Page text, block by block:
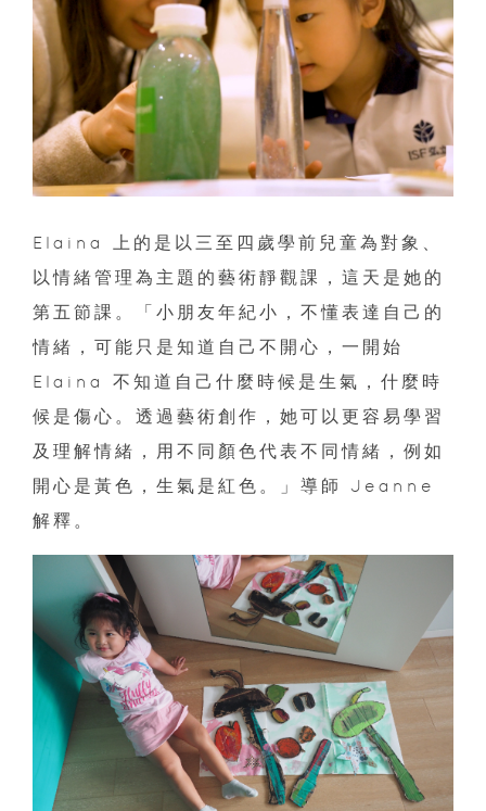
Elaina 上的是以三至四歲學前兒童為對象、
以情緒管理為主題的藝術靜觀課，這天是她的
第五節課。「小朋友年紀小，不懂表達自己的
情緒，可能只是知道自己不開心，一開始
Elaina 不知道自己什麼時候是生氣，什麼時
候是傷心。透過藝術創作，她可以更容易學習
及理解情緒，用不同顏色代表不同情緒，例如
開心是黃色，生氣是紅色。」導師 Jeanne
解釋。